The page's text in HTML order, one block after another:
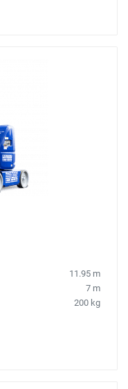
11.95 m
7 m
200 kg